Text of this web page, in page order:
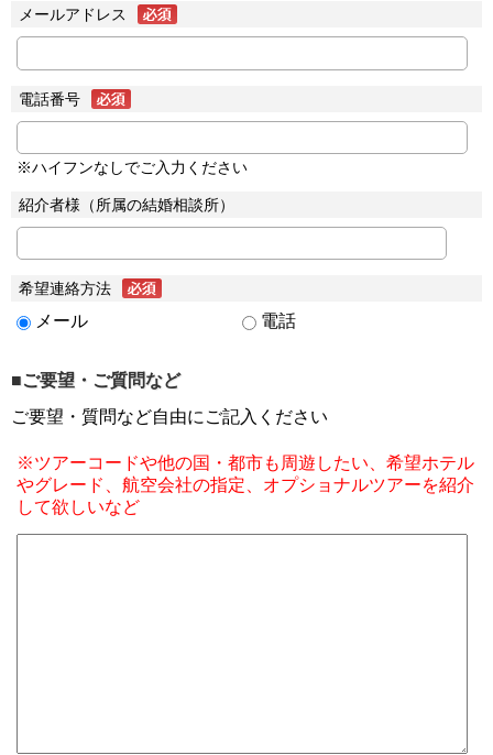
メールアドレス
電話番号
※ハイフンなしでご入力ください
紹介者様（所属の結婚相談所）
希望連絡方法
メール 電話
■ご要望・ご質問など
ご要望・質問など自由にご記入ください
※ツアーコードや他の国・都市も周遊したい、希望ホテル
やグレード、航空会社の指定、オプショナルツアーを紹介
して欲しいなど